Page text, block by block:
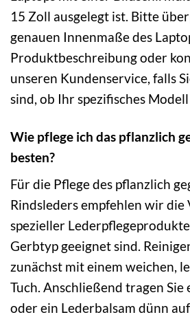
15 Zoll ausgelegt ist. Bitte
genauen Innenmaße des
Produktbeschreibung oder
unseren Kundenservice, falls
sind, ob Ihr spezifisches Modell
Wie pflege ich das pflanzlich
besten?
Für die Pflege des pflanzlich
Rindsleders empfehlen wir die
spezieller
Gerbtyp geeignet sind.
zunächst mit einem weichen,
Tuch. Anschließend tragen Sie
oder ein Lederbalsam dünn